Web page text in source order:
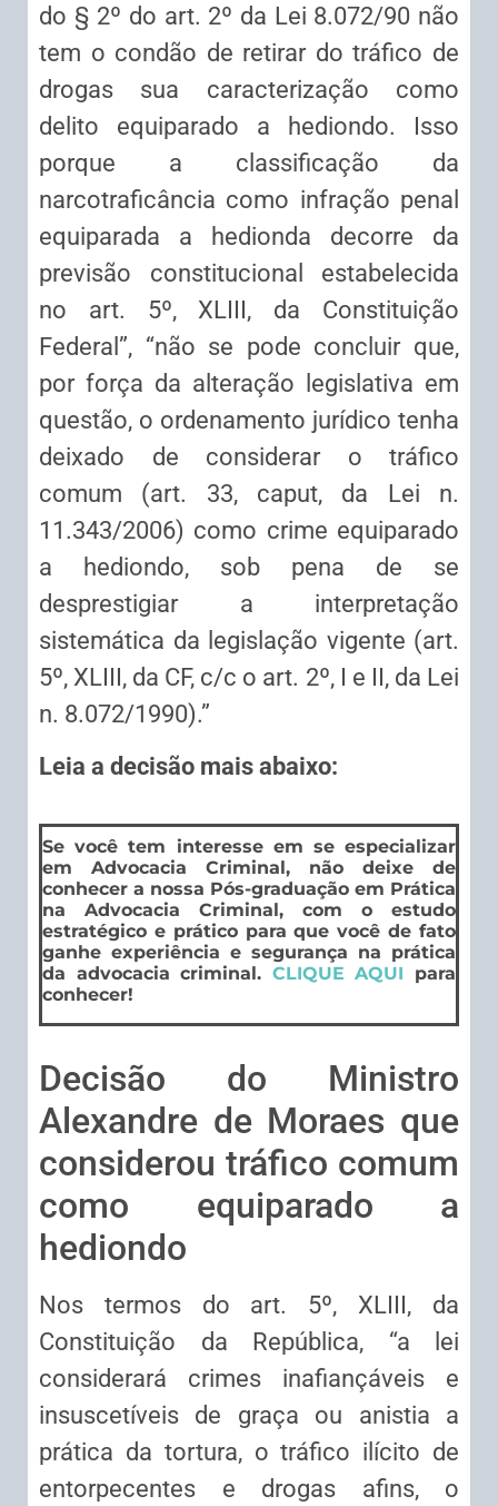
do § 2º do art. 2º da Lei 8.072/90 não
tem o condão de retirar do tráfico de
drogas sua caracterização como
delito equiparado a hediondo. Isso
porque a classificação da
narcotraficância como infração penal
equiparada a hedionda decorre da
previsão constitucional estabelecida
no art. 5º, XLIII, da Constituição
Federal”, “não se pode concluir que,
por força da alteração legislativa em
questão, o ordenamento jurídico tenha
deixado de considerar o tráfico
comum (art. 33, caput, da Lei n.
11.343/2006) como crime equiparado
a hediondo, sob pena de se
desprestigiar a interpretação
sistemática da legislação vigente (art.
5º, XLIII, da CF, c/c o art. 2º, I e II, da Lei
n. 8.072/1990).”
Leia a decisão mais abaixo:
Se você tem interesse em se especializar
em Advocacia Criminal, não deixe de
conhecer a nossa Pós-graduação em Prática
na Advocacia Criminal, com o estudo
estratégico e prático para que você de fato
ganhe experiência e segurança na prática
da advocacia criminal. CLIQUE AQUI para
conhecer!
Decisão do Ministro
Alexandre de Moraes que
considerou tráfico comum
como equiparado a
hediondo
Nos termos do art. 5º, XLIII, da
Constituição da República, “a lei
considerará crimes inafiançáveis e
insuscetíveis de graça ou anistia a
prática da tortura, o tráfico ilícito de
entorpecentes e drogas afins, o